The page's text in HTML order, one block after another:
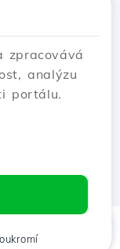
zpracovává
analýzu
portálu.